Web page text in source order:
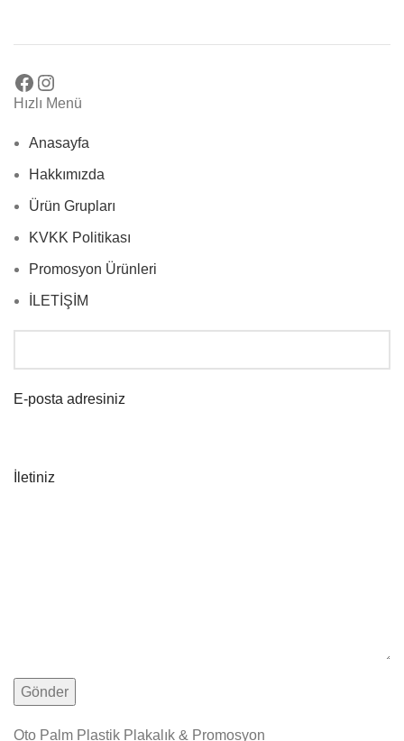
Hızlı Menü
Anasayfa
Hakkımızda
Ürün Grupları
KVKK Politikası
Promosyon Ürünleri
İLETİŞİM
E-posta adresiniz
İletiniz
Oto Palm Plastik Plakalık & Promosyon